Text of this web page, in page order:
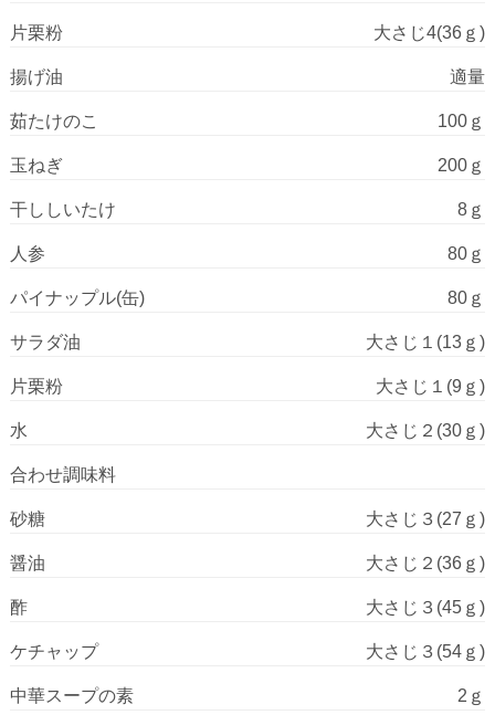
片栗粉 大さじ4(36ｇ)
揚げ油 適量
茹たけのこ 100ｇ
玉ねぎ 200ｇ
干ししいたけ 8ｇ
人参 80ｇ
パイナップル(缶) 80ｇ
サラダ油 大さじ１(13ｇ)
片栗粉 大さじ１(9ｇ)
水 大さじ２(30ｇ)
合わせ調味料
砂糖 大さじ３(27ｇ)
醤油 大さじ２(36ｇ)
酢 大さじ３(45ｇ)
ケチャップ 大さじ３(54ｇ)
中華スープの素 2ｇ